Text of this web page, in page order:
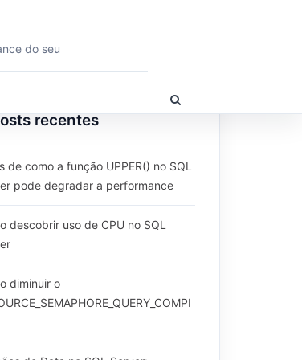
do seu
Show
Search
recentes
de como a função UPPER() no SQL
pode degradar a performance
descobrir uso de CPU no SQL
diminuir o